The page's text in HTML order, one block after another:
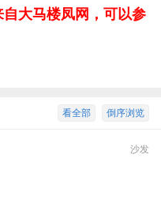
大马楼凤网，可以参
倒序浏览
看全部
沙发